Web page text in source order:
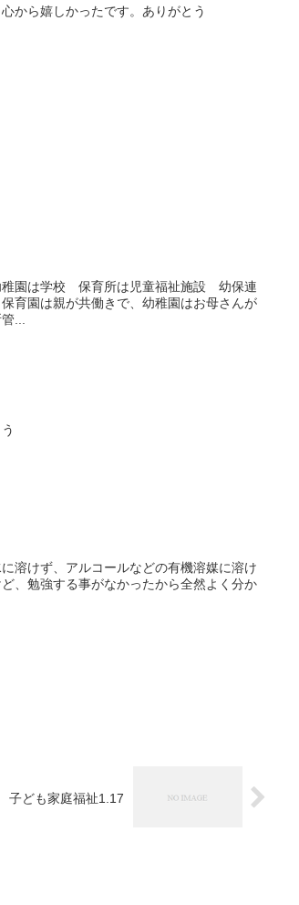
から嬉しかったです。ありがとう
稚園は学校 保育所は児童福祉施設 幼保連
育園は親が共働きで、幼稚園はお母さんが
...
溶けず、アルコールなどの有機溶媒に溶け
、勉強する事がなかったから全然よく分か
子ども家庭福祉1.17